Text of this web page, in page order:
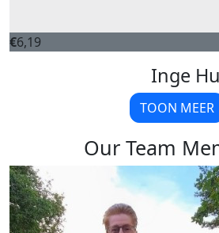
€6,19
Inge
TOON MEER
Our Team